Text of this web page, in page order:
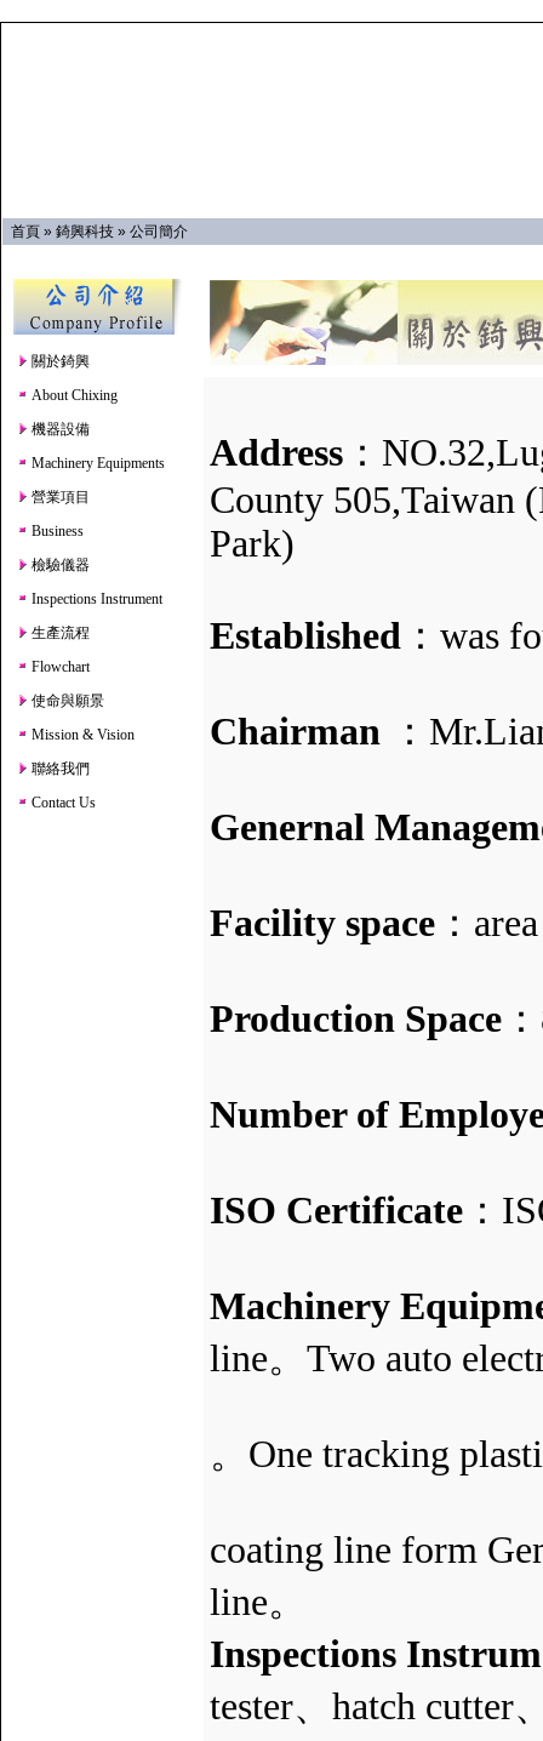
首頁 » 錡興科技 » 公司簡介
關於錡興
About Chixing
機器設備
Machinery Equipments
營業項目
Business
檢驗儀器
Inspections Instrument
生產流程
Flowchart
使命與願景
Mission & Vision
聯絡我們
Contact Us
Address ：
County 505,Taiwan
Park)
Established ：was
Chairman ：
Genernal
Facility space ：
Production Space
Number of
ISO Certificate ：
Machinery
line。Two auto
。One tracking
coating line form
line。
Inspections
tester、hatch cutter